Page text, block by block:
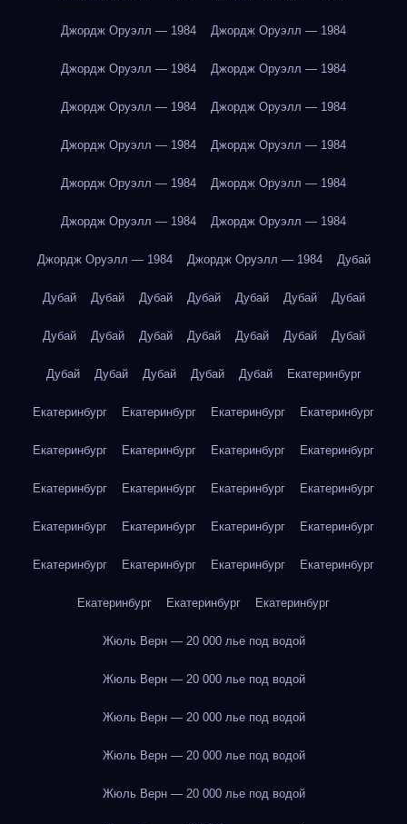
Джордж Оруэлл — 1984 Джордж Оруэлл — 1984
Джордж Оруэлл — 1984 Джордж Оруэлл — 1984
Джордж Оруэлл — 1984 Джордж Оруэлл — 1984
Джордж Оруэлл — 1984 Джордж Оруэлл — 1984
Джордж Оруэлл — 1984 Джордж Оруэлл — 1984
Джордж Оруэлл — 1984 Джордж Оруэлл — 1984
Джордж Оруэлл — 1984 Джордж Оруэлл — 1984 Дубай
Дубай Дубай Дубай Дубай Дубай Дубай Дубай
Дубай Дубай Дубай Дубай Дубай Дубай Дубай
Дубай Дубай Дубай Дубай Дубай Екатеринбург
Екатеринбург Екатеринбург Екатеринбург Екатеринбург
Екатеринбург Екатеринбург Екатеринбург Екатеринбург
Екатеринбург Екатеринбург Екатеринбург Екатеринбург
Екатеринбург Екатеринбург Екатеринбург Екатеринбург
Екатеринбург Екатеринбург Екатеринбург Екатеринбург
Екатеринбург Екатеринбург Екатеринбург
Жюль Верн — 20 000 лье под водой
Жюль Верн — 20 000 лье под водой
Жюль Верн — 20 000 лье под водой
Жюль Верн — 20 000 лье под водой
Жюль Верн — 20 000 лье под водой